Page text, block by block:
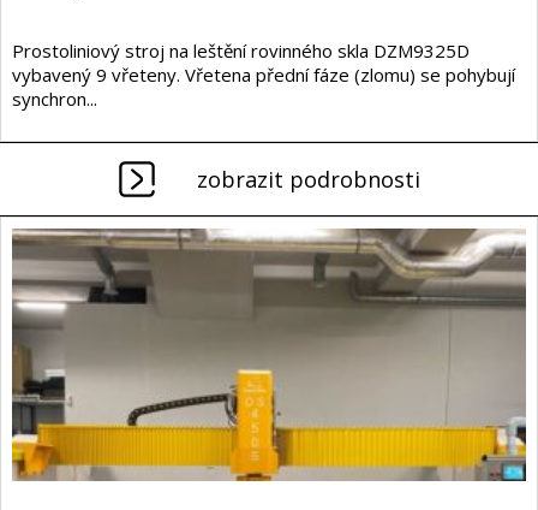
Prostoliniový stroj na leštění rovinného skla DZM9325D
vybavený 9 vřeteny. Vřetena přední fáze (zlomu) se pohybují
synchron...
zobrazit podrobnosti